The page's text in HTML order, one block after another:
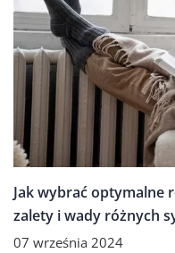
Jak wybrać optymalne
zalety i wady różnych
07 września 2024